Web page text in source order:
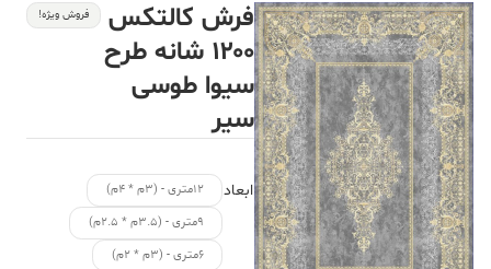
فرش کالتکس
۱۲۰۰ شانه طرح
سیوا طوسی
سیر
فروش ویژه!
ابعاد
۱۲متری - (۳م * ۴م)
۹متری - (۳.۵م * ۲.۵م)
۶متری - (۳م * ۲م)